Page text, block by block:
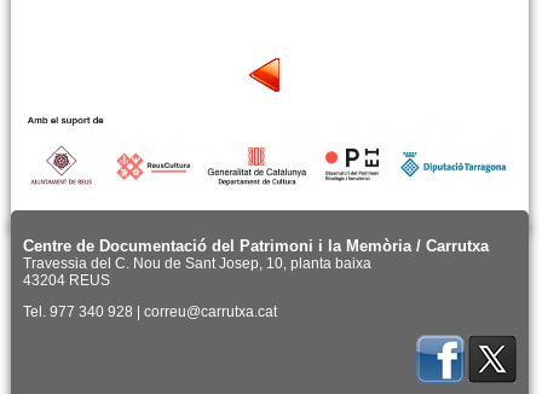
Centre de Documentació del Patrimoni i la Memòria / Carrutxa
Travessia del C. Nou de Sant Josep, 10, planta baixa
43204 REUS
Tel. 977 340 928 | correu@carrutxa.cat